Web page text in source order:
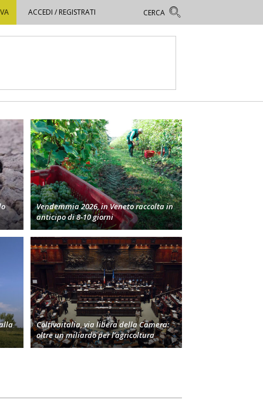
ACCEDI / REGISTRATI
Vendemmia 2026, in Veneto raccolta in
anticipo di 8-10 giorni
Coltivaitalia, via libera della Camera:
oltre un miliardo per l’agricoltura